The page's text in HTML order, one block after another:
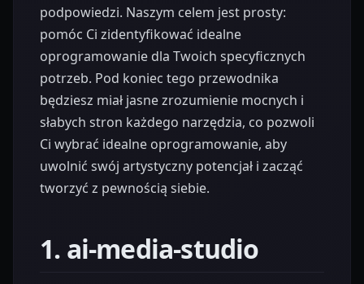
podpowiedzi. Naszym celem jest prosty:
pomóc Ci zidentyfikować idealne
oprogramowanie dla Twoich specyficznych
potrzeb. Pod koniec tego przewodnika
będziesz miał jasne zrozumienie mocnych i
słabych stron każdego narzędzia, co pozwoli
Ci wybrać idealne oprogramowanie, aby
uwolnić swój artystyczny potencjał i zacząć
tworzyć z pewnością siebie.
1. ai-media-studio